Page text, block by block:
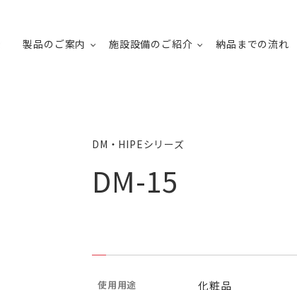
製品のご案内 施設設備のご紹介 納品までの流れ
DM・HIPEシリーズ
DM-15
使用用途 化粧品